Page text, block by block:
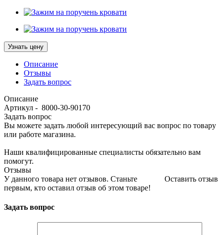
Узнать цену
Описание
Отзывы
Задать вопрос
Описание
Артикул - 8000-30-90170
Задать вопрос
Вы можете задать любой интересующий вас вопрос по товару
или работе магазина.
Наши квалифицированные специалисты обязательно вам
помогут.
Отзывы
Оставить отзыв
У данного товара нет отзывов. Станьте
первым, кто оставил отзыв об этом товаре!
Задать вопрос